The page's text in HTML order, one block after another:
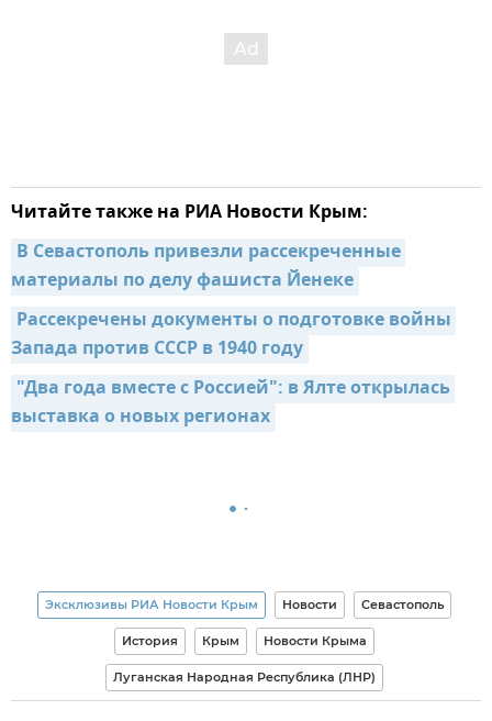
Читайте также на РИА Новости Крым:
В Севастополь привезли рассекреченные
материалы по делу фашиста Йенеке
Рассекречены документы о подготовке войны
Запада против СССР в 1940 году
"Два года вместе с Россией": в Ялте открылась
выставка о новых регионах
Эксклюзивы РИА Новости Крым Новости Севастополь
История Крым Новости Крыма
Луганская Народная Республика (ЛНР)